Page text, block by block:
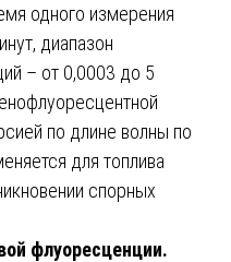
одного измерения
диапазон
– от 0,0003 до 5
по длине волны по
для топлива
спорных
флуоресценции.